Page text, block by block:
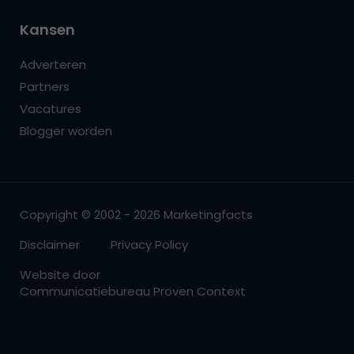
Kansen
Adverteren
Partners
Vacatures
Blogger worden
Copyright © 2002 - 2026 Marketingfacts
Disclaimer
Privacy Policy
Website door
Communicatiebureau Proven Context